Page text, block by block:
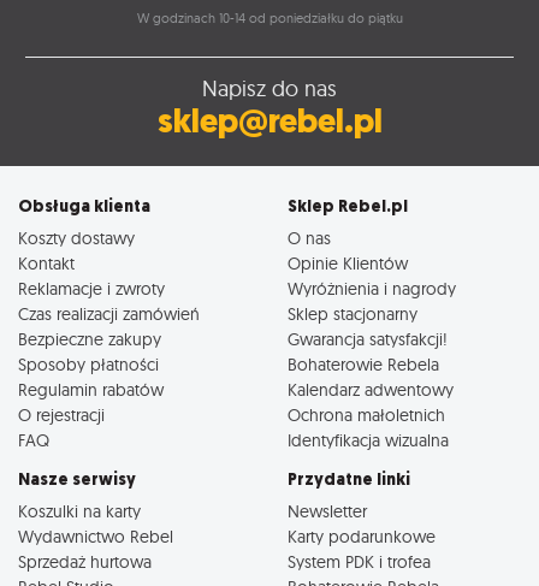
W godzinach 10-14 od poniedziałku do piątku
Napisz do nas
sklep@rebel.pl
Obsługa klienta
Koszty dostawy
Kontakt
Reklamacje i zwroty
Czas realizacji zamówień
Bezpieczne zakupy
Sposoby płatności
Regulamin rabatów
O rejestracji
FAQ
Sklep Rebel.pl
O nas
Opinie Klientów
Wyróżnienia i nagrody
Sklep stacjonarny
Gwarancja satysfakcji!
Bohaterowie Rebela
Kalendarz adwentowy
Ochrona małoletnich
Identyfikacja wizualna
Nasze serwisy
Koszulki na karty
Wydawnictwo Rebel
Sprzedaż hurtowa
Przydatne linki
Newsletter
Karty podarunkowe
System PDK i trofea